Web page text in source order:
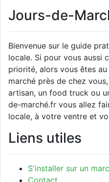
Jours-de-
Bienvenue sur le guide
locale. Si pour vous aussi
priorité, alors vous êtes
marché près de chez
artisan, un food truck ou
de-marché.fr vous allez
locale, à votre ventre et
Liens utiles
S'installer sur un
Contact